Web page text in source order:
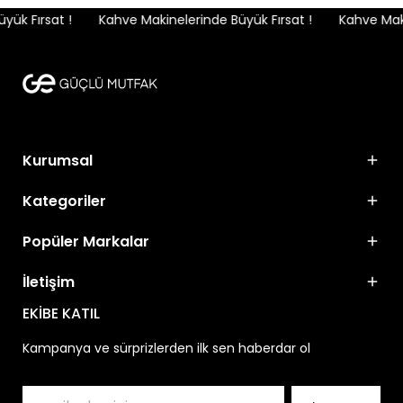
Fırsat ! Kahve Makinelerinde Büyük Fırsat ! Kahve
Kurumsal
Kategoriler
Popüler Markalar
İletişim
EKİBE KATIL
Kampanya ve sürprizlerden ilk sen haberdar ol